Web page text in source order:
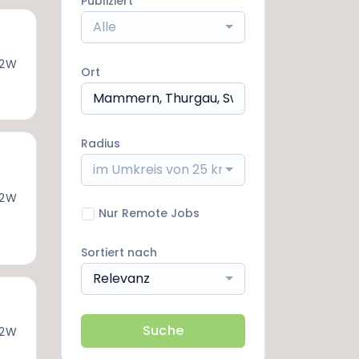
Alle
Ort
Radius
im Umkreis von 25 km
Nur Remote Jobs
Sortiert nach
Relevanz
Suche